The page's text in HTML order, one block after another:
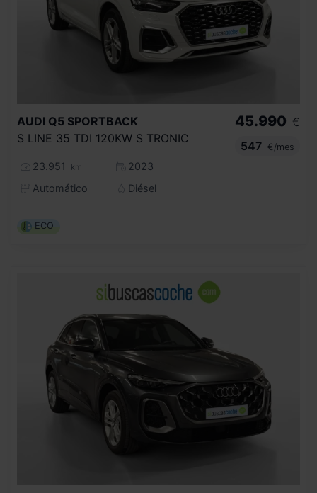
AUDI Q5 SPORTBACK
S LINE 35 TDI 120KW S TRONIC
23.951 km
2023
Automático
Diésel
45.990 €
547
€/mes
ECO